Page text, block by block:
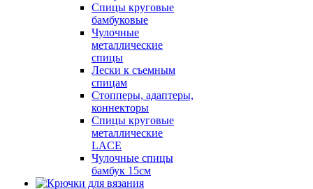
Спицы круговые
бамбуковые
Чулочные
металлические
спицы
Лески к съемным
спицам
Стопперы, адаптеры,
коннекторы
Спицы круговые
металлические
LACE
Чулочные спицы
бамбук 15см